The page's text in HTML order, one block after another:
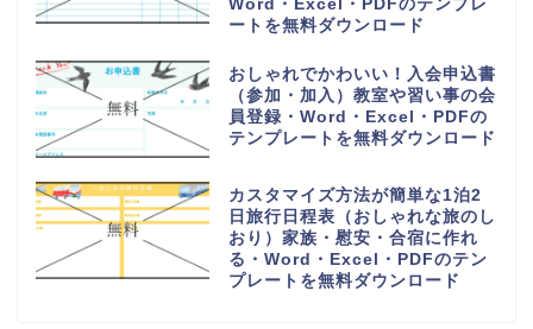
Excelのテンプレートを無料ダウ
読書感想文の記録ノート（小学生
の低学年から高学年の子供）おし
ゃれなイラスト背景・Word・
少人数で作り方が簡単な連絡網
（社内・自治会・町内会・PTA・
子供会）可愛い背景・Word・
Excel・PDFのテンプレートを無